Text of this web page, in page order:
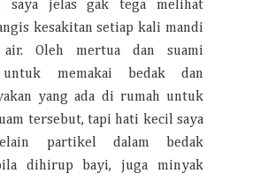
saya jelas gak tega melihat
kesakitan setiap kali mandi
Oleh mertua dan suami
untuk memakai bedak dan
yang ada di rumah untuk
tersebut, tapi hati kecil saya
partikel dalam bedak
dihirup bayi, juga minyak